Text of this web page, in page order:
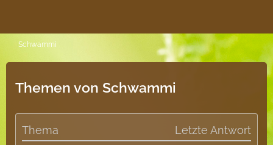
Schwammi
Themen von Schwammi
Thema Letzte Antwort